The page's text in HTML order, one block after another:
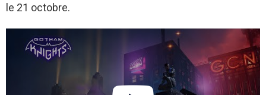
le 21 octobre.